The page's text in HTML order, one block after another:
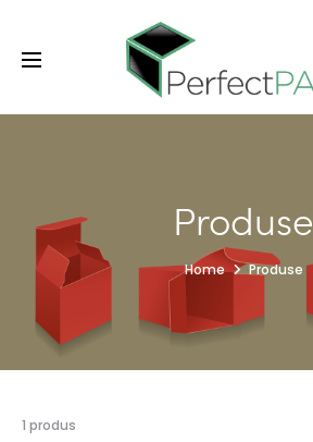
Produse
Home Produse
1 produs